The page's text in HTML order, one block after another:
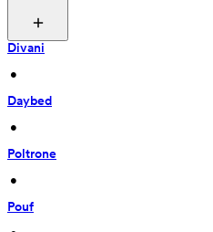
Divani
•
Daybed
•
Poltrone
•
Pouf